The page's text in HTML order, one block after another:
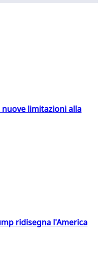
limitazioni alla
ridisegna l'America